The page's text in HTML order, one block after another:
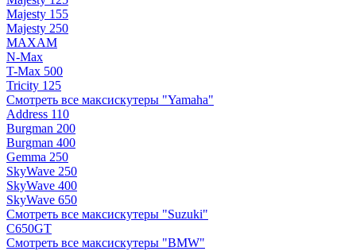
Majesty 155
Majesty 250
MAXAM
N-Max
T-Max 500
Tricity 125
Смотреть все максискутеры "Yamaha"
Address 110
Burgman 200
Burgman 400
Gemma 250
SkyWave 250
SkyWave 400
SkyWave 650
Смотреть все максискутеры "Suzuki"
C650GT
Смотреть все максискутеры "BMW"